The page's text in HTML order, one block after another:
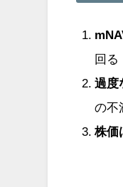
回る
過度
の不
株価